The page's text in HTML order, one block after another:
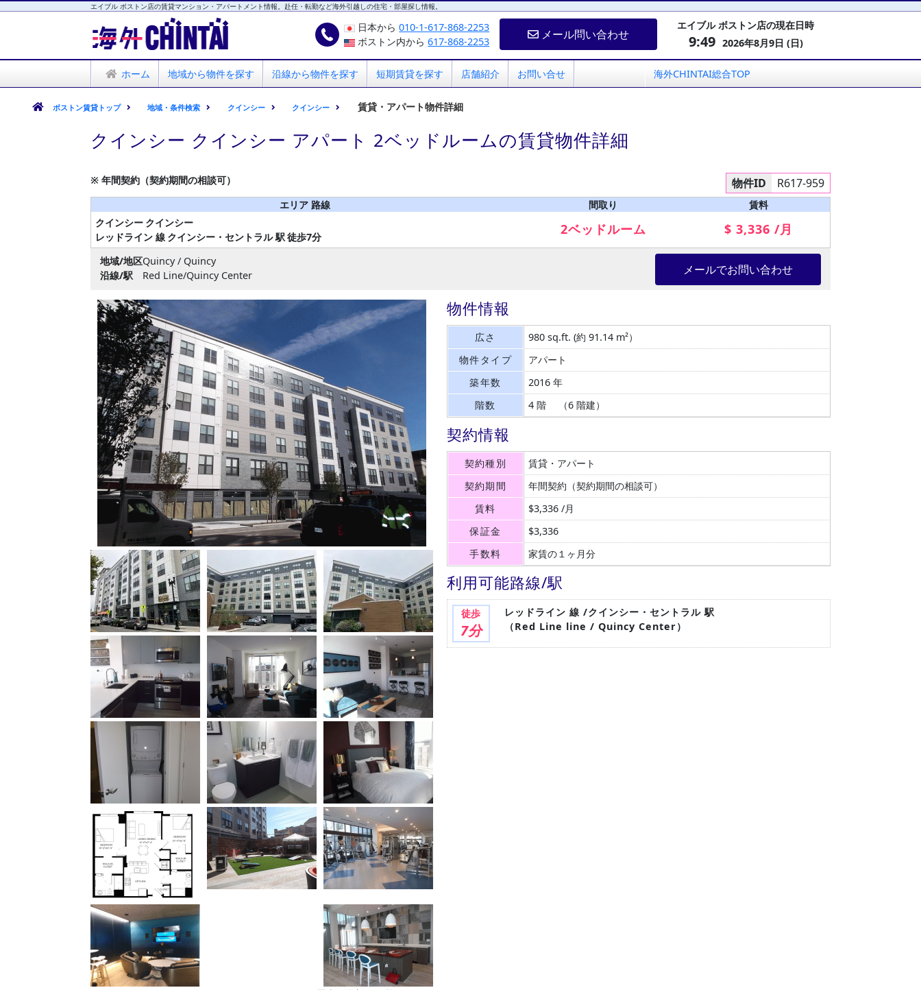
エイブル ボストン店の賃貸マンション・アパートメント情報。赴任・転勤など海外引越しの住宅・部屋探し情報。
海外CHINTAI
エイブル ボストン店
日本から010-1-617-868-2253
ボストン内から617-868-2253 メール問い合わせ
エイブル ボストン店の現在日時
9:49 2026年8月9日 (日)
ホーム 地域から物件を探す 沿線から物件を探す 短期賃貸を探す 店舗紹介 お問い合せ 海外CHINTAI総合TOP
ボストン賃貸トップ 地域・条件検索 クインシー クインシー 賃貸・アパート物件詳細
クインシー クインシー アパート 2ベッドルームの賃貸物件詳細
物件ID R617-959
※ 年間契約（契約期間の相談可）
エリア 路線
間取り
賃料
クインシー クインシー
レッドライン 線 クインシー・セントラル 駅徒歩7分 2ベッドルーム $ 3,336 /月
地域/地区Quincy / Quincy
沿線/駅
Red Line/Quincy Center メールでお問い合わせ
物件情報
広さ 980 sq.ft. (約 91.14 m²）
物件タイプ
アパート
築年数
2016 年
階数
4 階 （6 階建）
契約情報
契約種別
賃貸・アパート
契約期間
年間契約（契約期間の相談可）
賃料
$3,336 /月
保証金
$3,336
手数料
家賃の１ヶ月分
利用可能路線/駅
徒歩
7分
レッドライン 線 /クインシー・セントラル 駅
（Red Line line / Quincy Center）